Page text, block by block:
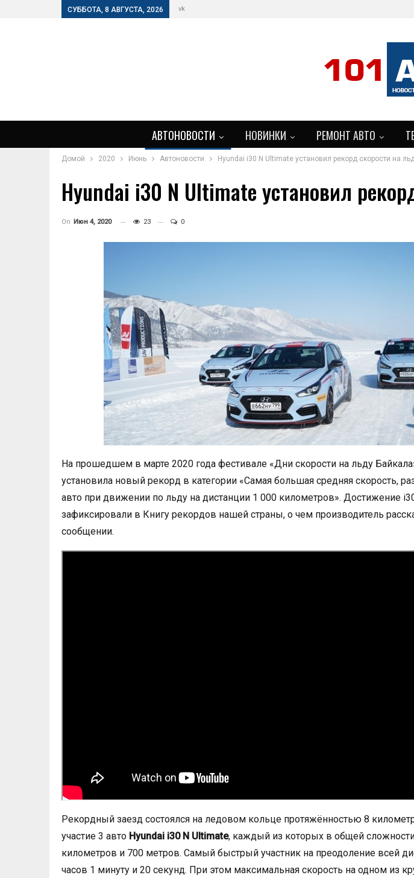
СУББОТА, 8 АВГУСТА, 2026 vk
АВТОНОВОСТИ НОВИНКИ РЕМОНТ АВТО
Домой 2020 Июнь Автоновости Hyundai i30 N Ultimate установил рекорд скорости на
Hyundai i30 N Ultimate установил
On Июн 4, 2020 23 0
На прошедшем в марте 2020 года фестивале «Дни скорости на льду
установила новый рекорд в категории «Самая большая средняя скорость,
авто при движении по льду на дистанции 1 000 километров». Достижение
зафиксировали в Книгу рекордов нашей страны, о чем производитель
сообщении.
Рекордный заезд состоялся на ледовом кольце протяжённостью 8
участие 3 авто Hyundai i30 N Ultimate, каждый из которых в общей
километров и 700 метров. Самый быстрый участник на преодоление всей
часов 1 минуту и 20 секунд. При этом максимальная скорость на одном из